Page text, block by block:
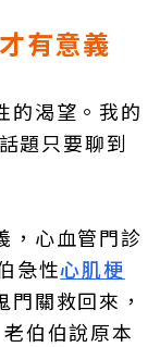
有意義
的渴望。我的
題只要聊到
，心血管門診
急性心肌梗
門關救回來，
伯伯說原本